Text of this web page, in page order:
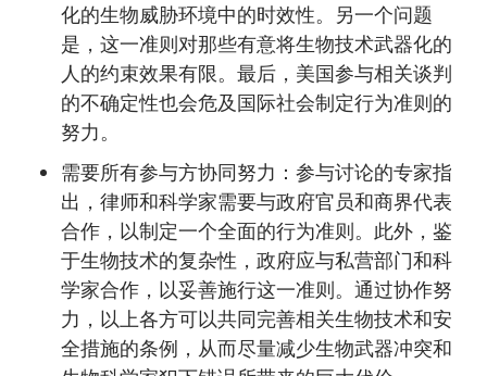
化的生物威胁环境中的时效性。另一个问题
是，这一准则对那些有意将生物技术武器化的
人的约束效果有限。最后，美国参与相关谈判
的不确定性也会危及国际社会制定行为准则的
努力。
需要所有参与方协同努力：参与讨论的专家指
出，律师和科学家需要与政府官员和商界代表
合作，以制定一个全面的行为准则。此外，鉴
于生物技术的复杂性，政府应与私营部门和科
学家合作，以妥善施行这一准则。通过协作努
力，以上各方可以共同完善相关生物技术和安
全措施的条例，从而尽量减少生物武器冲突和